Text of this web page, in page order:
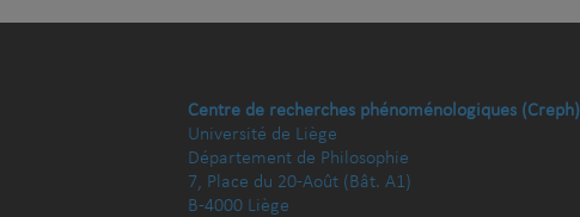
Centre de recherches phénoménologiques (Creph)
Université de Liège
Département de Philosophie
7, Place du 20-Août (Bât. A1)
B-4000 Liège